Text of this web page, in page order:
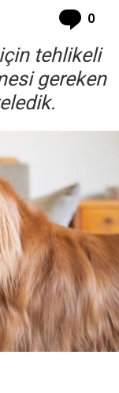
0
tehlikeli
gereken